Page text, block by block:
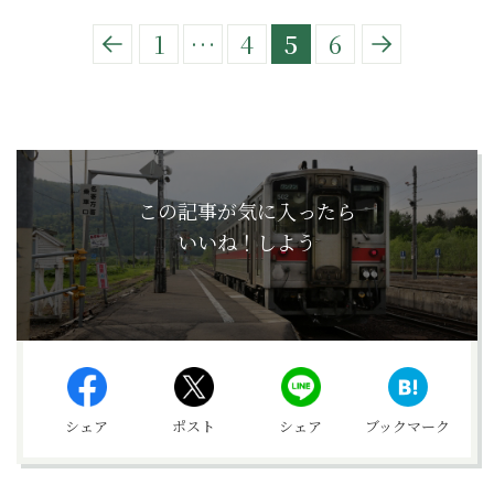
1 … 4 5 6
この記事が気に入ったら
いいね！しよう
シェア ポスト シェア ブックマーク